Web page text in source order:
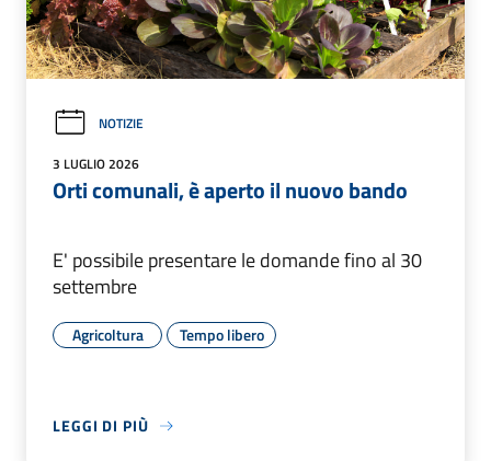
NOTIZIE
3 LUGLIO 2026
Orti comunali, è aperto il nuovo bando
E' possibile presentare le domande fino al 30
settembre
Agricoltura Tempo libero
LEGGI DI PIÙ